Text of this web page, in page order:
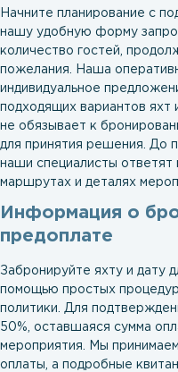
Начните планирование с
нашу удобную форму
количество гостей,
пожелания. Наша
индивидуальное
подходящих вариантов яхт
не обязывает к
для принятия решения. До
наши специалисты ответят
маршрутах и деталях
Информация о
предоплате
Забронируйте яхту и дату
помощью простых
политики. Для
50%, оставшаяся сумма
мероприятия. Мы
оплаты, а подробные